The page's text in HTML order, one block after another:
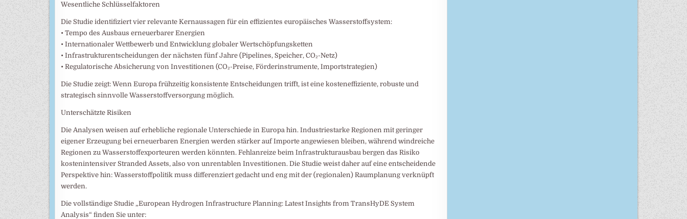
Wesentliche Schlüsselfaktoren
Die Studie identifiziert vier relevante Kernaussagen für ein effizientes europäisches Wasserstoffsystem:
• Tempo des Ausbaus erneuerbarer Energien
• Internationaler Wettbewerb und Entwicklung globaler Wertschöpfungsketten
• Infrastrukturentscheidungen der nächsten fünf Jahre (Pipelines, Speicher, CO₂-Netz)
• Regulatorische Absicherung von Investitionen (CO₂-Preise, Förderinstrumente, Importstrategien)
Die Studie zeigt: Wenn Europa frühzeitig konsistente Entscheidungen trifft, ist eine kosteneffiziente, robuste und
strategisch sinnvolle Wasserstoffversorgung möglich.
Unterschätzte Risiken
Die Analysen weisen auf erhebliche regionale Unterschiede in Europa hin. Industriestarke Regionen mit geringer
eigener Erzeugung bei erneuerbaren Energien werden stärker auf Importe angewiesen bleiben, während windreiche
Regionen zu Wasserstoffexporteuren werden könnten. Fehlanreize beim Infrastrukturausbau bergen das Risiko
kostenintensiver Stranded Assets, also von unrentablen Investitionen. Die Studie weist daher auf eine entscheidende
Perspektive hin: Wasserstoffpolitik muss differenziert gedacht und eng mit der (regionalen) Raumplanung verknüpft
werden.
Die vollständige Studie „European Hydrogen Infrastructure Planning: Latest Insights from TransHyDE System
Analysis“ finden Sie unter: